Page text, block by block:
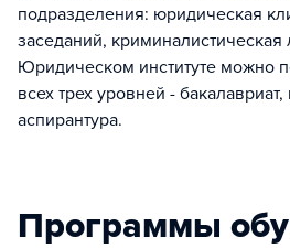
подразделения: юридическая
заседаний, криминалистическая
Юридическом институте можно
всех трех уровней - бакалавриат,
аспирантура.
Программы